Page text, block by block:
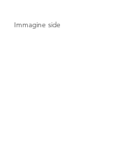
Immagine side